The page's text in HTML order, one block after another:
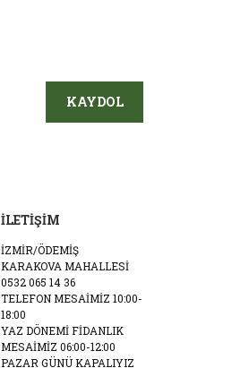
KAYDOL
İLETİŞİM
İZMİR/ÖDEMİŞ
KARAKOVA MAHALLESİ
0532 065 14 36
TELEFON MESAİMİZ 10:00-
18:00
YAZ DÖNEMİ FİDANLIK
MESAİMİZ 06:00-12:00
PAZAR GÜNÜ KAPALIYIZ